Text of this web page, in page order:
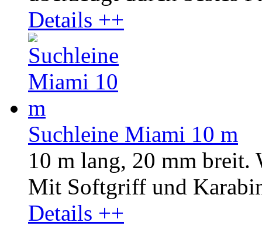
Details ++
Suchleine Miami 10 m
10 m lang, 20 mm breit.
Mit Softgriff und
Details ++